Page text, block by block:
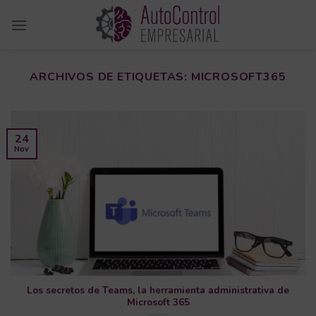
ARCHIVOS DE ETIQUETAS: MICROSOFT365
Los secretos de Teams, la herramienta administrativa de
Microsoft 365
24
Nov